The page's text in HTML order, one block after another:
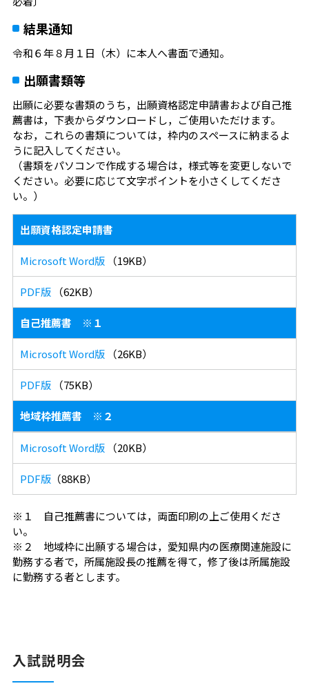
結果通知
令和６年８月１日（木）に本人へ書面で通知。
出願書類等
出願に必要な書類のうち，出願資格認定申請書および自己推
薦書は，下表からダウンロードし，ご使用いただけます。
なお，これらの書類については，枠内のスペースに納まるよ
うに記入してください。
（書類をパソコンで作成する場合は，様式等を変更しないで
ください。必要に応じて文字ポイントを小さくしてくださ
い。）
出願資格認定申請書
Microsoft Word版 （19KB）
PDF版 （62KB）
自己推薦書 ※１
Microsoft Word版 （26KB）
PDF版 （75KB）
地域枠推薦書 ※２
Microsoft Word版 （20KB）
PDF版 （88KB）
※１ 自己推薦書については，両面印刷の上ご使用くださ
い。
※２ 地域枠に出願する場合は，愛知県内の医療関連施設に
勤務する者で，所属施設長の推薦を得て，修了後は所属施設
に勤務する者とします。
入試説明会